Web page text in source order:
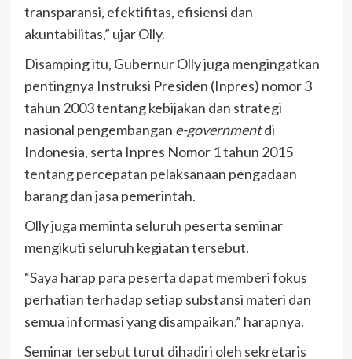
transparansi, efektifitas, efisiensi dan
akuntabilitas,” ujar Olly.
Disamping itu, Gubernur Olly juga mengingatkan
pentingnya Instruksi Presiden (Inpres) nomor 3
tahun 2003 tentang kebijakan dan strategi
nasional pengembangan e-governmentdi
Indonesia, serta Inpres Nomor 1 tahun 2015
tentang percepatan pelaksanaan pengadaan
barang dan jasa pemerintah.
Olly juga meminta seluruh peserta seminar
mengikuti seluruh kegiatan tersebut.
“Saya harap para peserta dapat memberi fokus
perhatian terhadap setiap substansi materi dan
semua informasi yang disampaikan,” harapnya.
Seminar tersebut turut dihadiri oleh sekretaris